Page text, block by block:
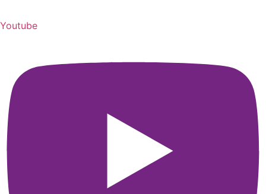
Youtube